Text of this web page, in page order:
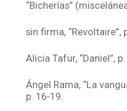
“Bicherías”
sin firma, “Revoltaire”,
Alicia Tafur, “Daniel”,
Ángel Rama, “La
p. 16-19.